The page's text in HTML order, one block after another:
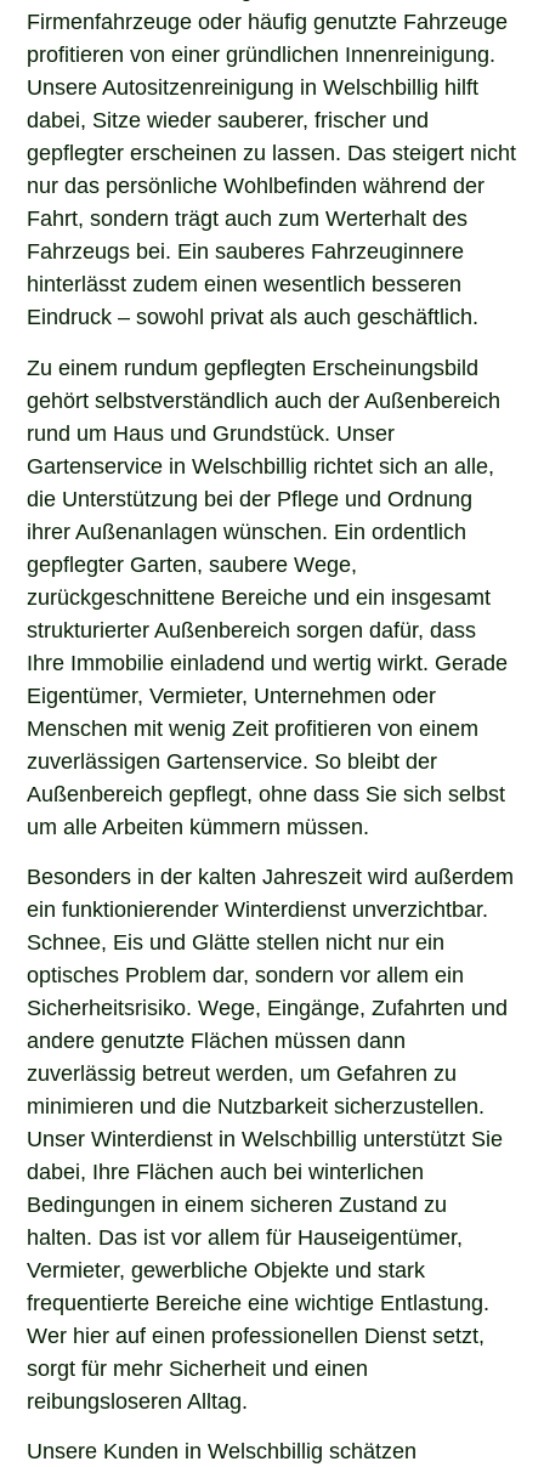
Firmenfahrzeuge oder häufig genutzte Fahrzeuge
profitieren von einer gründlichen Innenreinigung.
Unsere Autositzenreinigung in Welschbillig hilft
dabei, Sitze wieder sauberer, frischer und
gepflegter erscheinen zu lassen. Das steigert nicht
nur das persönliche Wohlbefinden während der
Fahrt, sondern trägt auch zum Werterhalt des
Fahrzeugs bei. Ein sauberes Fahrzeuginnere
hinterlässt zudem einen wesentlich besseren
Eindruck – sowohl privat als auch geschäftlich.
Zu einem rundum gepflegten Erscheinungsbild
gehört selbstverständlich auch der Außenbereich
rund um Haus und Grundstück. Unser
Gartenservice in Welschbillig richtet sich an alle,
die Unterstützung bei der Pflege und Ordnung
ihrer Außenanlagen wünschen. Ein ordentlich
gepflegter Garten, saubere Wege,
zurückgeschnittene Bereiche und ein insgesamt
strukturierter Außenbereich sorgen dafür, dass
Ihre Immobilie einladend und wertig wirkt. Gerade
Eigentümer, Vermieter, Unternehmen oder
Menschen mit wenig Zeit profitieren von einem
zuverlässigen Gartenservice. So bleibt der
Außenbereich gepflegt, ohne dass Sie sich selbst
um alle Arbeiten kümmern müssen.
Besonders in der kalten Jahreszeit wird außerdem
ein funktionierender Winterdienst unverzichtbar.
Schnee, Eis und Glätte stellen nicht nur ein
optisches Problem dar, sondern vor allem ein
Sicherheitsrisiko. Wege, Eingänge, Zufahrten und
andere genutzte Flächen müssen dann
zuverlässig betreut werden, um Gefahren zu
minimieren und die Nutzbarkeit sicherzustellen.
Unser Winterdienst in Welschbillig unterstützt Sie
dabei, Ihre Flächen auch bei winterlichen
Bedingungen in einem sicheren Zustand zu
halten. Das ist vor allem für Hauseigentümer,
Vermieter, gewerbliche Objekte und stark
frequentierte Bereiche eine wichtige Entlastung.
Wer hier auf einen professionellen Dienst setzt,
sorgt für mehr Sicherheit und einen
reibungsloseren Alltag.
Unsere Kunden in Welschbillig schätzen